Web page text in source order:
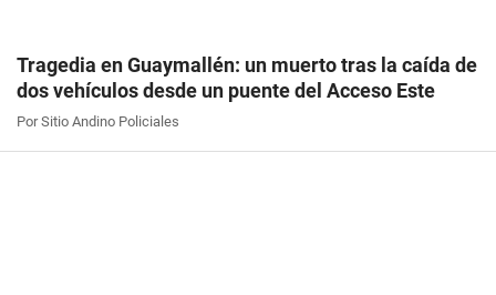
Tragedia en Guaymallén: un muerto tras la caída de
dos vehículos desde un puente del Acceso Este
Por Sitio Andino Policiales